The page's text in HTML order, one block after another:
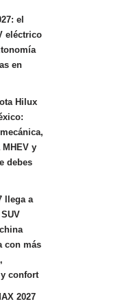
el
eléctrico
en
Hilux
y
debes
llega a
con más
confort
2027